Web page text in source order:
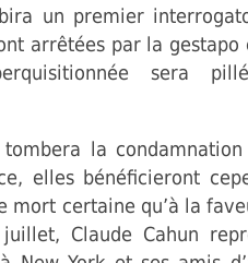
un premier
arrêtées par la
sera
la
elles bénéficieront
mort certaine qu’à la
Claude Cahun